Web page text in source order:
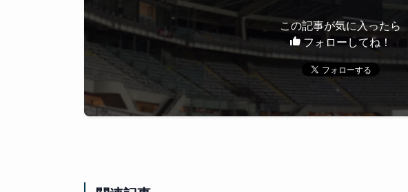
この記事が気に入ったら
フォローしてね！